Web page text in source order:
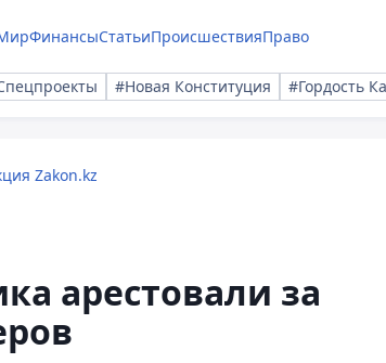
ФинансыСтатьиПроисшествияПраво
#Новая Конституция #Гордость
Zakon.kz
арестовали за